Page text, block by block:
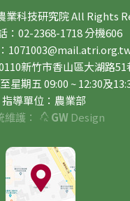
業科技研究院 All Rights
：02-2368-1718 分機606
新竹市香山區大湖路51
星期五 09:00 ~ 12:30及
指導單位：農業部
維護：
GWDesign